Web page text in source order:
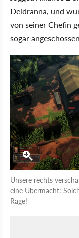
Deidranna, und
von seiner Chefin
sogar
Unsere rechts
eine Übermacht:
Rage!